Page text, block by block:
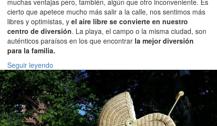
muchas ventajas pero, también, algún que otro inconveniente. Es
cierto que apetece mucho más salir a la calle, nos sentimos más
libres y optimistas, y el aire libre se convierte en nuestro
centro de diversión. La playa, el campo o la misma ciudad, son
auténticos paraísos en los que encontrar la mejor diversión
para la familia.
Seguir leyendo